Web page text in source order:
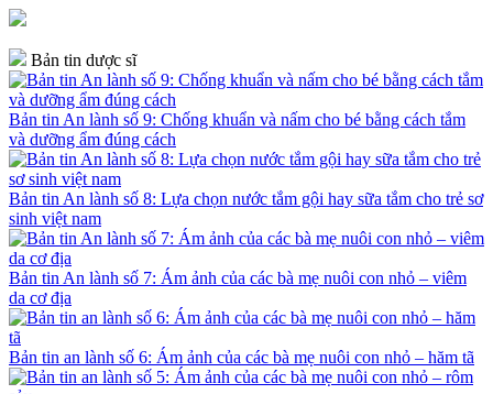
Bản tin dược sĩ
Bản tin An lành số 9: Chống khuẩn và nấm cho bé bằng cách tắm
và dưỡng ẩm đúng cách
Bản tin An lành số 8: Lựa chọn nước tắm gội hay sữa tắm cho trẻ sơ
sinh việt nam
Bản tin An lành số 7: Ám ảnh của các bà mẹ nuôi con nhỏ – viêm
da cơ địa
Bản tin an lành số 6: Ám ảnh của các bà mẹ nuôi con nhỏ – hăm tã